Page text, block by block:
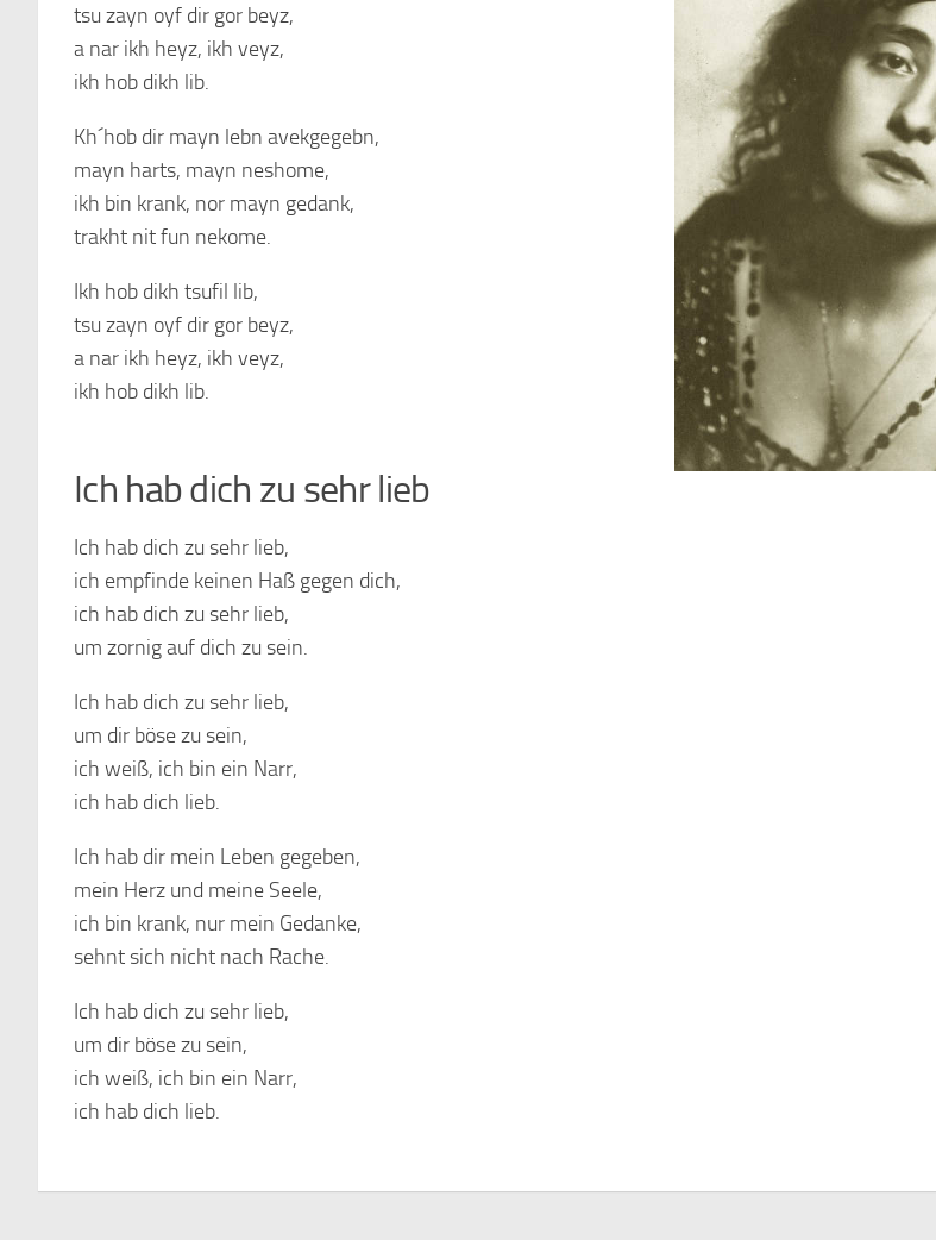
tsu zayn oyf dir gor beyz,
a nar ikh heyz, ikh veyz,
ikh hob dikh lib.
Kh´hob dir mayn lebn avekgegebn,
mayn harts, mayn neshome,
ikh bin krank, nor mayn gedank,
trakht nit fun nekome.
Ikh hob dikh tsufil lib,
tsu zayn oyf dir gor beyz,
a nar ikh heyz, ikh veyz,
ikh hob dikh lib.
Ich hab dich zu sehr lieb
Ich hab dich zu sehr lieb,
ich empfinde keinen Haß gegen dich,
ich hab dich zu sehr lieb,
um zornig auf dich zu sein.
Ich hab dich zu sehr lieb,
um dir böse zu sein,
ich weiß, ich bin ein Narr,
ich hab dich lieb.
Ich hab dir mein Leben gegeben,
mein Herz und meine Seele,
ich bin krank, nur mein Gedanke,
sehnt sich nicht nach Rache.
Ich hab dich zu sehr lieb,
um dir böse zu sein,
ich weiß, ich bin ein Narr,
ich hab dich lieb.